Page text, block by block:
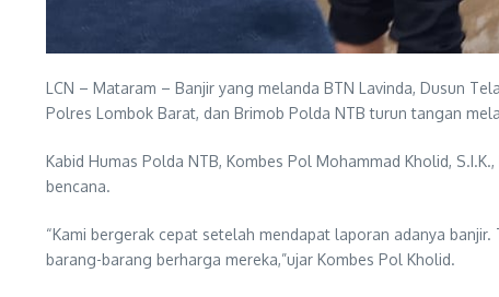
LCN – Mataram – Banjir yang melanda BTN Lavinda, Dusun
Polres Lombok Barat, dan Brimob Polda NTB turun tangan
Kabid Humas Polda NTB, Kombes Pol Mohammad Kholid,
bencana.
“Kami bergerak cepat setelah mendapat laporan adanya
barang-barang berharga mereka,”ujar Kombes Pol Kholid.